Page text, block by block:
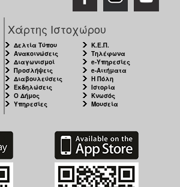
Χάρτης Ιστοχώρου
Δελτία Τύπου
Ανακοινώσεις
Διαγωνισμοί
Προσλήψεις
Διαβουλεύσεις
Εκδηλώσεις
Ο Δήμος
Υπηρεσίες
Κ.Ε.Π.
Τηλέφωνα
e-Υπηρεσίες
e-Αιτήματα
Η Πόλη
Ιστορία
Κνωσός
Μουσεία